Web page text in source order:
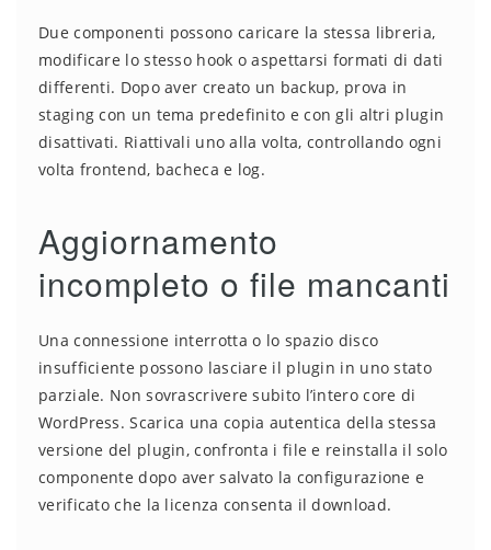
Due componenti possono caricare la stessa libreria,
modificare lo stesso hook o aspettarsi formati di dati
differenti. Dopo aver creato un backup, prova in
staging con un tema predefinito e con gli altri plugin
disattivati. Riattivali uno alla volta, controllando ogni
volta frontend, bacheca e log.
Aggiornamento
incompleto o file mancanti
Una connessione interrotta o lo spazio disco
insufficiente possono lasciare il plugin in uno stato
parziale. Non sovrascrivere subito l’intero core di
WordPress. Scarica una copia autentica della stessa
versione del plugin, confronta i file e reinstalla il solo
componente dopo aver salvato la configurazione e
verificato che la licenza consenta il download.